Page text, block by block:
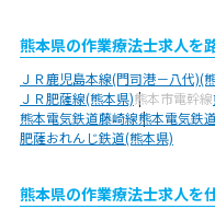
熊本県の作業療法士求人を
ＪＲ鹿児島本線(門司港－八代)(
ＪＲ肥薩線(熊本県)熊本市電幹線
熊本電気鉄道藤崎線熊本電気鉄
肥薩おれんじ鉄道(熊本県)
熊本県の作業療法士求人を